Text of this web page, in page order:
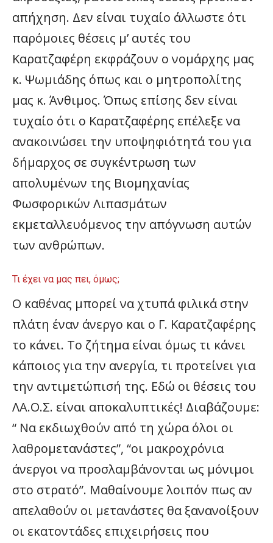
απήχηση. Δεν είναι τυχαίο άλλωστε ότι
παρόμοιες θέσεις μ’ αυτές του
Καρατζαφέρη εκφράζουν ο νομάρχης μας
κ. Ψωμιάδης όπως και ο μητροπολίτης
μας κ. Άνθιμος. Όπως επίσης δεν είναι
τυχαίο ότι ο Καρατζαφέρης επέλεξε να
ανακοινώσει την υποψηφιότητά του για
δήμαρχος σε συγκέντρωση των
απολυμένων της Βιομηχανίας
Φωσφορικών Λιπασμάτων
εκμεταλλευόμενος την απόγνωση αυτών
των ανθρώπων.
Τι έχει να μας πει, όμως;
Ο καθένας μπορεί να χτυπά φιλικά στην
πλάτη έναν άνεργο και ο Γ. Καρατζαφέρης
το κάνει. Το ζήτημα είναι όμως τι κάνει
κάποιος για την ανεργία, τι προτείνει για
την αντιμετώπισή της. Εδώ οι θέσεις του
ΛΑ.Ο.Σ. είναι αποκαλυπτικές! Διαβάζουμε:
“ Να εκδιωχθούν από τη χώρα όλοι οι
λαθρομετανάστες”, “οι μακροχρόνια
άνεργοι να προσλαμβάνονται ως μόνιμοι
στο στρατό”. Μαθαίνουμε λοιπόν πως αν
απελαθούν οι μετανάστες θα ξανανοίξουν
οι εκατοντάδες επιχειρήσεις που